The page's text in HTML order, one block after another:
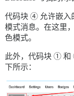
代码块 ④ 允许嵌入
模式消息。在这里
色模式。
此外，代码块 ① 和
下所示：